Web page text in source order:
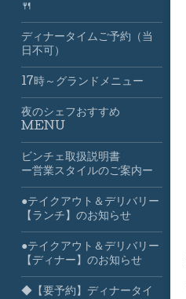
🍴
ディナータイムご予約（当
日不可）
17時～グランドメニュー
夜のシェフおすすめ
MENU
ビンチェ取扱説明書
ー営業スタイルのご案内ー
●テイクアウト＆デリバリー
【ランチ】のお知らせ
●テイクアウト＆デリバリー
【ディナー】のお知らせ
◆【要予約】ディナータイ